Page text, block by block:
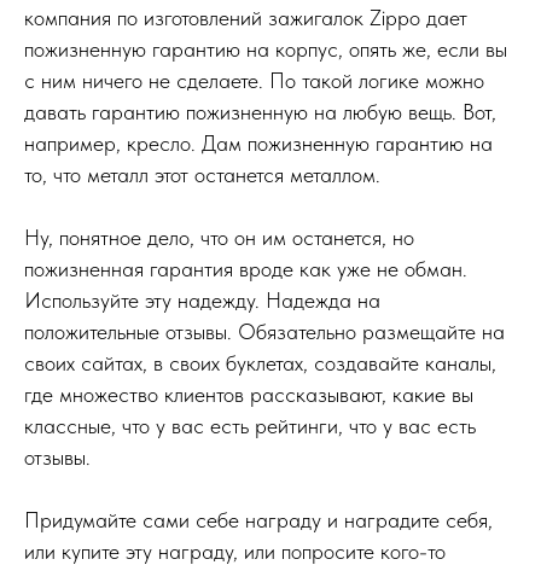
компания по изготовлений зажигалок Zippo дает
пожизненную гарантию на корпус, опять же, если вы
с ним ничего не сделаете. По такой логике можно
давать гарантию пожизненную на любую вещь. Вот,
например, кресло. Дам пожизненную гарантию на
то, что металл этот останется металлом.
Ну, понятное дело, что он им останется, но
пожизненная гарантия вроде как уже не обман.
Используйте эту надежду. Надежда на
положительные отзывы. Обязательно размещайте на
своих сайтах, в своих буклетах, создавайте каналы,
где множество клиентов рассказывают, какие вы
классные, что у вас есть рейтинги, что у вас есть
отзывы.
Придумайте сами себе награду и наградите себя,
или купите эту награду, или попросите кого-то